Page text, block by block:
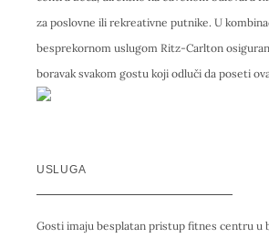
za poslovne ili rekreativne putnike. U
besprekornom uslugom Ritz-Carlton
boravak svakom gostu koji odluči da poseti
USLUGA
Gosti imaju besplatan pristup fitnes centru u